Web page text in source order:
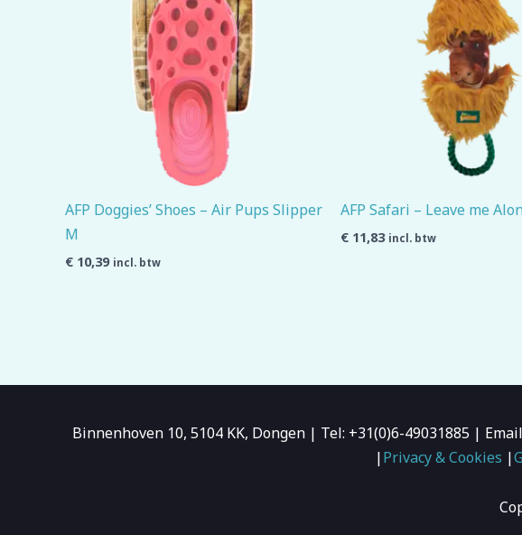
AFP Doggies’ Shoes – Air Pups Slipper
M
€ 10,39 incl. btw
AFP Safari – Leave me
€ 11,83 incl. btw
Binnenhoven 10, 5104 KK, Dongen | Tel: +31(0)6-49031885 |
|Privacy & Cookies |